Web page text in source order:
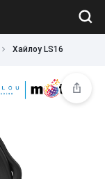
Хайлоу LS16